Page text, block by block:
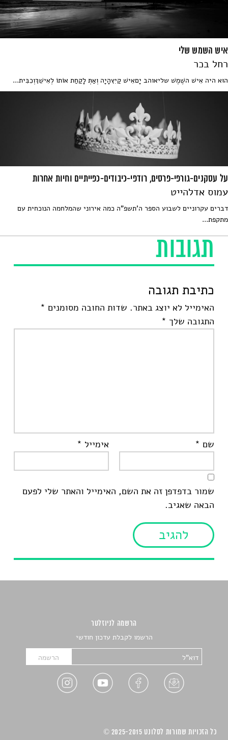
תגובות
כתיבת תגובה
האימייל לא יוצג באתר. שדות החובה מסומנים *
התגובה שלך *
שם * אימייל *
שמור בדפדפן זה את השם, האימייל והאתר שלי לפעם
הבאה שאגיב.
איש השמש שלי
רחל בכר
הוּא היה אִישׁ השֶׁמֶשׁ שליאוהב יָםאִישׁ קַיִץהָיָה וְאַתְּ לָקַחַת אוֹתוֹ לְאִישֵׁךְוְכִבִּית...
על עסקנים-גורפי-פרסים, רודפי-כיבודים-כפייתיים וחיות אחרות
עמוס אדלהייט
דברים עקרוניים לשבוע הספר ה'תשפ"ה כמה אירוני שהמלחמה הנוכחית עם
מתקפת...
הרשמה לניוזלטר
הרשמו לקבלת עדכון חודשי
כל הזכויות שמורות לסלונט 2025-2015 ©